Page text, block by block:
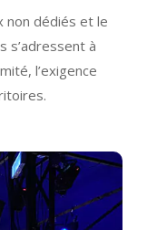
non dédiés et le
s’adressent à
l’exigence